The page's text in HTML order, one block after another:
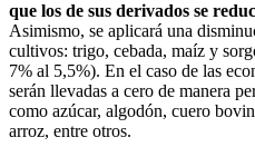
que los de sus derivados se
Asimismo, se aplicará una
cultivos: trigo, cebada, maíz y
7% al 5,5%). En el caso de las
serán llevadas a cero de manera
como azúcar, algodón, cuero
arroz, entre otros.